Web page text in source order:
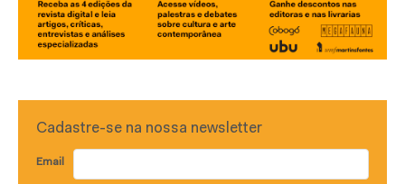
Cadastre-se na nossa newsletter
Email